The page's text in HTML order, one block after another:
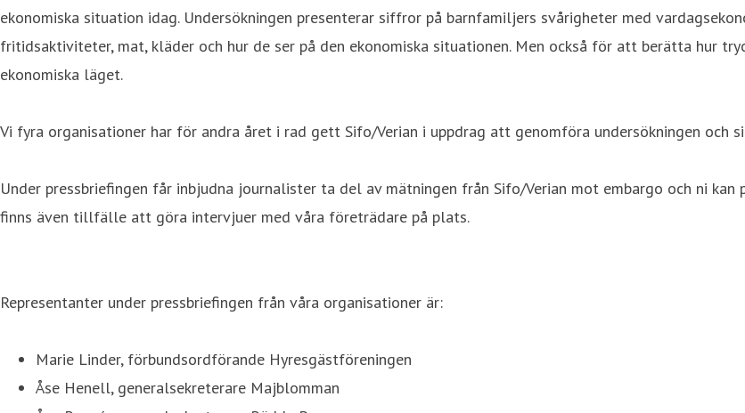
ekonomiska situation idag. Undersökningen presenterar siffror på barnfamiljers svårigheter med
fritidsaktiviteter, mat, kläder och hur de ser på den ekonomiska situationen. Men också för att berätta hur
ekonomiska läget.
Vi fyra organisationer har för andra året i rad gett Sifo/Verian i uppdrag att genomföra undersökningen och
Under pressbriefingen får inbjudna journalister ta del av mätningen från Sifo/Verian mot embargo och ni
finns även tillfälle att göra intervjuer med våra företrädare på plats.
Representanter under pressbriefingen från våra organisationer är:
Marie Linder, förbundsordförande Hyresgästföreningen
Åse Henell, generalsekreterare Majblomman